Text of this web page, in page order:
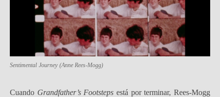
Sentimental Journey(Anne Rees-Mogg)
Cuando Grandfather’s Footsteps está por terminar, Rees-Mogg